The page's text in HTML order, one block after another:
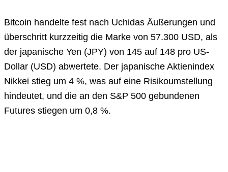
Bitcoin handelte fest nach Uchidas Äußerungen und
überschritt kurzzeitig die Marke von 57.300 USD, als
der japanische Yen (JPY) von 145 auf 148 pro US-
Dollar (USD) abwertete. Der japanische Aktienindex
Nikkei stieg um 4 %, was auf eine Risikoumstellung
hindeutet, und die an den S&P 500 gebundenen
Futures stiegen um 0,8 %.